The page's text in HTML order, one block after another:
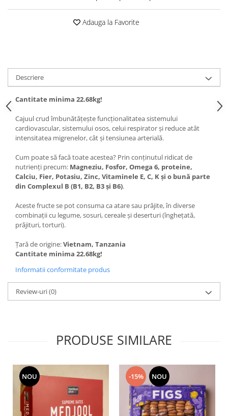
Adauga la Favorite
Descriere
Cantitate minima 22.68kg!
Cajuul crud îmbunătățește funcționalitatea sistemului
cardiovascular, sistemului osos, celui respirator și reduce atât
intensitatea migrenelor, cât și tensiunea arterială.
Cum poate să facă toate acestea? Prin conținutul ridicat de
nutrienți precum: Magneziu, Fosfor, Omega 6, proteine,
Calciu, Fier, Potasiu, Zinc, Vitaminele E, C, K și o bună parte
din Complexul B (B1, B2, B3 și B6).
Aceste fructe se pot consuma ca atare sau prăjite, în diverse
combinații cu legume, sosuri, cereale și deserturi (înghețată,
prăjituri, torturi).
Țară de origine:Vietnam, Tanzania
Cantitate minima 22.68kg!
Informatii conformitate produs
Review-uri(0)
PRODUSE SIMILARE
NOU -15% NOU